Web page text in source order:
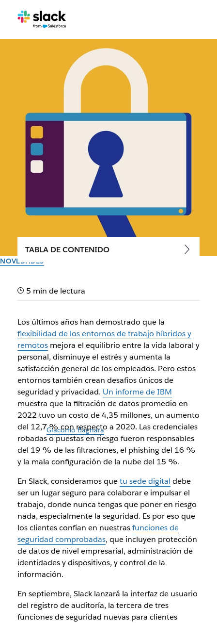
NOVEDADES
Defensa a fondo: tres
nuevas para proteger tu
sede digital
Al ofrecer aún más transparencia, estas mejoras permiten
que los equipos se sientan seguros mientras acogen el
futuro del trabajo.
El equipo de Slack
29 de agosto de 2022
Ilustración deGiacomo Bagnara
TABLA DE CONTENIDO
5 min de lectura
Los últimos años han demostrado que la
flexibilidad de los entornos de trabajo híbridos y
remotosmejora el equilibrio entre la vida laboral y
personal, disminuye el estrés y aumenta la
satisfacción general de los empleados. Pero estos
entornos también crean desafíos únicos de
seguridad y privacidad. Un informe de IBM
muestra que la filtración de datos promedio en
2022 tuvo un costo de 4,35 millones, un aumento
del 12,7 % con respecto a 2020. Las credenciales
robadas o puestas en riesgo fueron responsables
del 19 % de las filtraciones, el phishing del 16 %
y la mala configuración de la nube del 15 %.
En Slack, consideramos quetu sede digital debe
ser un lugar seguro para colaborar e impulsar el
trabajo, donde nunca tengas que poner en riesgo
nada, especialmente la seguridad. Es por eso que
los clientes confían en nuestrasfunciones de
seguridad comprobadas, que incluyen protección
de datos de nivel empresarial, administración de
identidades y dispositivos, y control de la
información.
En septiembre, Slack lanzará la interfaz de usuario
del registro de auditoría, la tercera de tres
funciones de seguridad nuevas para clientes